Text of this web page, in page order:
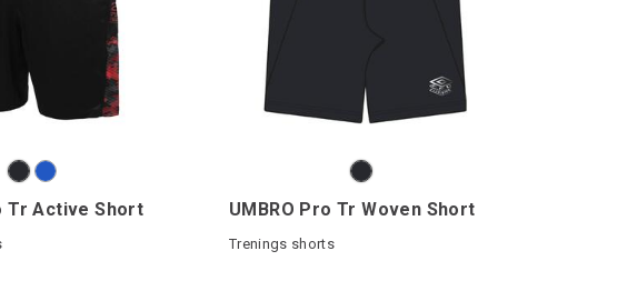
Tr Active Short UMBRO Pro Tr Woven Short
Trenings shorts